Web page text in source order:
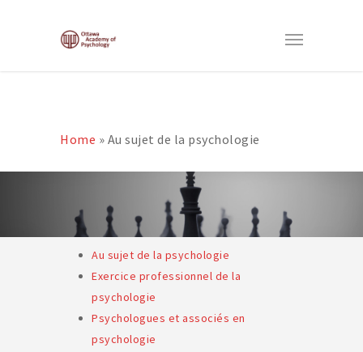
Home » Au sujet de la psychologie
Au sujet de la psychologie
Exercice professionnel de la
psychologie
Psychologues et associés en
psychologie